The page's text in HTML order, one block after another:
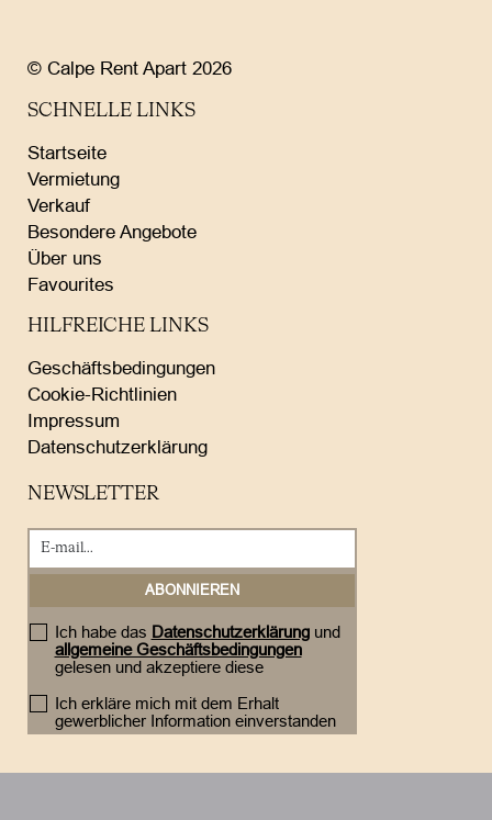
© Calpe Rent Apart 2026
SCHNELLE LINKS
Startseite
Vermietung
Verkauf
Besondere Angebote
Über uns
Favourites
HILFREICHE LINKS
Geschäftsbedingungen
Cookie-Richtlinien
Impressum
Datenschutzerklärung
NEWSLETTER
Ich habe das Datenschutzerklärungund
allgemeine Geschäftsbedingungen
gelesen und akzeptiere diese
Ich erkläre mich mit dem Erhalt
gewerblicher Information einverstanden